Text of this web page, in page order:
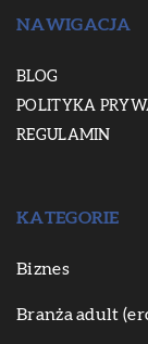
NAWIGACJA
BLOG
POLITYKA
REGULAMIN
KATEGORIE
Biznes
Branża adult